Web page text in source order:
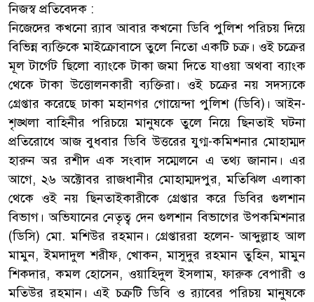
নিজস্ব প্রতিবেদক :
নিজেদের কখনো র‌্যাব আবার কখনো ডিবি পুলিশ পরিচয় দিয়ে
বিভিন্ন ব্যক্তিকে মাইক্রোবাসে তুলে নিতো একটি চক্র। ওই চক্রের
মূল টার্গেট ছিলো ব্যাংকে টাকা জমা দিতে যাওয়া অথবা ব্যাংক
থেকে টাকা উত্তোলনকারী ব্যক্তিরা। ওই চক্রের নয় সদস্যকে
গ্রেপ্তার করেছে ঢাকা মহানগর গোয়েন্দা পুলিশ (ডিবি)। আইন-
শৃঙ্খলা বাহিনীর পরিচয়ে মানুষকে তুলে নিয়ে ছিনতাই ঘটনা
প্রতিরোধে আজ বুধবার ডিবি উত্তরের যুগ্ম-কমিশনার মোহাম্মদ
হারুন অর রশীদ এক সংবাদ সম্মেলনে এ তথ্য জানান। এর
আগে, ২৬ অক্টোবর রাজধানীর মোহাম্মদপুর, মতিঝিল এলাকা
থেকে ওই নয় ছিনতাইকারীকে গ্রেপ্তার করে ডিবির গুলশান
বিভাগ। অভিযানের নেতৃত্ব দেন গুলশান বিভাগের উপকমিশনার
(ডিসি) মো. মশিউর রহমান। গ্রেপ্তাররা হলেন- আব্দুল্লাহ আল
মামুন, ইমদাদুল শরীফ, খোকন, মাসুদুর রহমান তুহিন, মামুন
শিকদার, কমল হোসেন, ওয়াহিদুল ইসলাম, ফারুক বেপারী ও
মতিউর রহমান। এই চক্রটি ডিবি ও র‌্যাবের পরিচয় মানুষকে